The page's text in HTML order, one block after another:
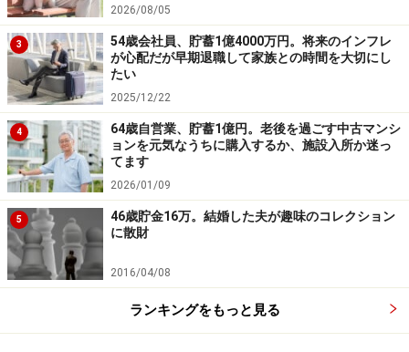
2026/08/05
3
54歳会社員、貯蓄1億4000万円。将来のインフレ
が心配だが早期退職して家族との時間を大切にし
たい
2025/12/22
4
64歳自営業、貯蓄1億円。老後を過ごす中古マンシ
ョンを元気なうちに購入するか、施設入所か迷っ
てます
2026/01/09
5
46歳貯金16万。結婚した夫が趣味のコレクション
に散財
2016/04/08
ランキングをもっと見る